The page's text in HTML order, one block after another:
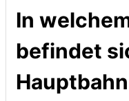
In
befindet